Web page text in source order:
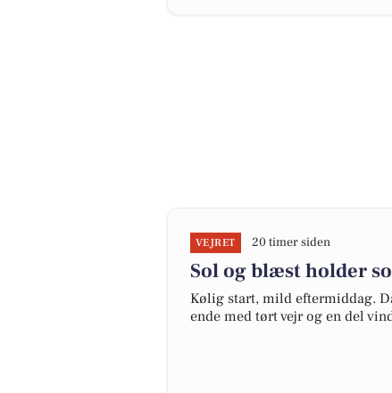
VEJRET 20 timer siden
Sol og blæst holder
Kølig start, mild eftermiddag.
ende med tørt vejr og en del